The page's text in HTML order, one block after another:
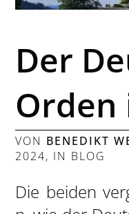
Der
Orden
VON BENEDIKT
2024, IN BLOG
Die beiden